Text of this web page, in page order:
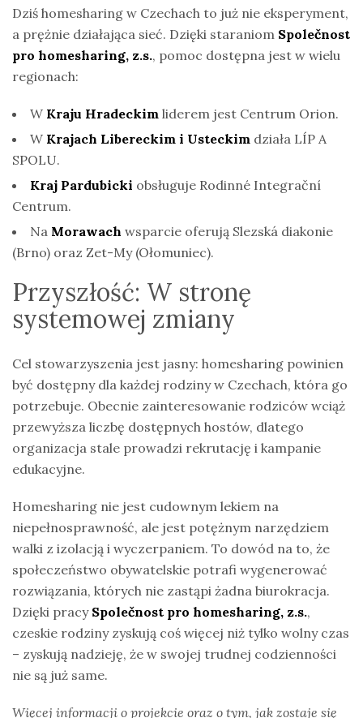
Dziś homesharing w Czechach to już nie eksperyment,
a prężnie działająca sieć. Dzięki staraniom Společnost
pro homesharing, z.s., pomoc dostępna jest w wielu
regionach:
W Kraju Hradeckim liderem jest Centrum Orion.
W Krajach Libereckim i Usteckim działa LÍP A
SPOLU.
Kraj Pardubicki obsługuje Rodinné Integrační
Centrum.
Na Morawach wsparcie oferują Slezská diakonie
(Brno) oraz Zet-My (Ołomuniec).
Przyszłość: W stronę
systemowej zmiany
Cel stowarzyszenia jest jasny: homesharing powinien
być dostępny dla każdej rodziny w Czechach, która go
potrzebuje. Obecnie zainteresowanie rodziców wciąż
przewyższa liczbę dostępnych hostów, dlatego
organizacja stale prowadzi rekrutację i kampanie
edukacyjne.
Homesharing nie jest cudownym lekiem na
niepełnosprawność, ale jest potężnym narzędziem
walki z izolacją i wyczerpaniem. To dowód na to, że
społeczeństwo obywatelskie potrafi wygenerować
rozwiązania, których nie zastąpi żadna biurokracja.
Dzięki pracy Společnost pro homesharing, z.s.,
czeskie rodziny zyskują coś więcej niż tylko wolny czas
– zyskują nadzieję, że w swojej trudnej codzienności
nie są już same.
Więcej informacji o projekcie oraz o tym, jak zostaje się